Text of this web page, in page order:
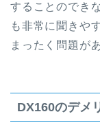
することのでき
も非常に聞きや
まったく問題が
DX160のデメ